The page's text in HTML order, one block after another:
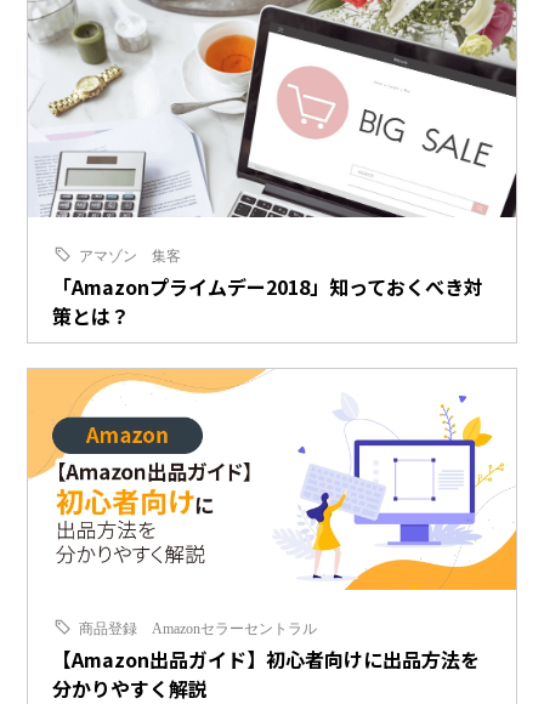
アマゾン 集客
「Amazonプライムデー2018」知っておくべき対
策とは？
商品登録 Amazonセラーセントラル
【Amazon出品ガイド】初心者向けに出品方法を
分かりやすく解説